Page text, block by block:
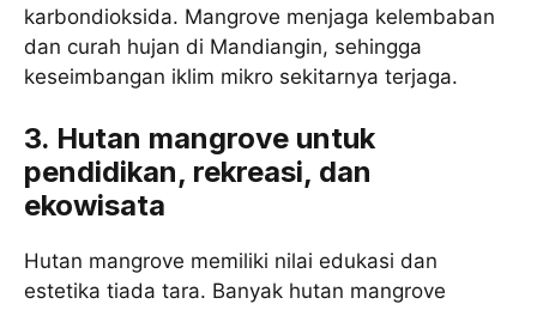
karbondioksida. Mangrove menjaga kelembaban
dan curah hujan di Mandiangin, sehingga
keseimbangan iklim mikro sekitarnya terjaga.
3. Hutan mangrove untuk
pendidikan, rekreasi, dan
ekowisata
Hutan mangrove memiliki nilai edukasi dan
estetika tiada tara. Banyak hutan mangrove